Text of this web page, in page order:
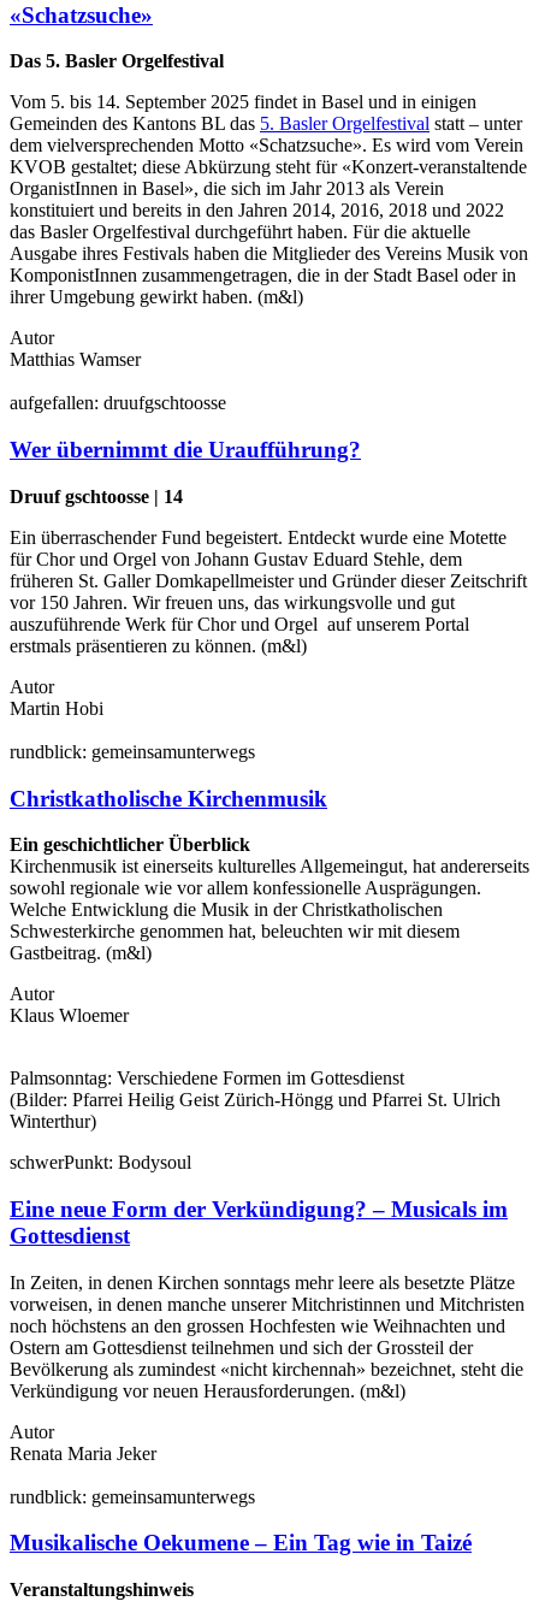
«Schatzsuche»
Das 5. Basler Orgelfestival
Vom 5. bis 14. September 2025 findet in Basel und in einigen
Gemeinden des Kantons BL das 5. Basler Orgelfestival statt – unter
dem vielversprechenden Motto «Schatzsuche». Es wird vom Verein
KVOB gestaltet; diese Abkürzung steht für «Konzert-veranstaltende
OrganistInnen in Basel», die sich im Jahr 2013 als Verein
konstituiert und bereits in den Jahren 2014, 2016, 2018 und 2022
das Basler Orgelfestival durchgeführt haben. Für die aktuelle
Ausgabe ihres Festivals haben die Mitglieder des Vereins Musik von
KomponistInnen zusammengetragen, die in der Stadt Basel oder in
ihrer Umgebung gewirkt haben. (m&l)
Autor
Matthias Wamser
aufgefallen: druufgschtoosse
Wer übernimmt die Uraufführung?
Druuf gschtoosse | 14
Ein überraschender Fund begeistert. Entdeckt wurde eine Motette
für Chor und Orgel von Johann Gustav Eduard Stehle, dem
früheren St. Galler Domkapellmeister und Gründer dieser Zeitschrift
vor 150 Jahren. Wir freuen uns, das wirkungsvolle und gut
auszuführende Werk für Chor und Orgel auf unserem Portal
erstmals präsentieren zu können. (m&l)
Autor
Martin Hobi
rundblick: gemeinsamunterwegs
Christkatholische Kirchenmusik
Ein geschichtlicher Überblick
Kirchenmusik ist einerseits kulturelles Allgemeingut, hat andererseits
sowohl regionale wie vor allem konfessionelle Ausprägungen.
Welche Entwicklung die Musik in der Christkatholischen
Schwesterkirche genommen hat, beleuchten wir mit diesem
Gastbeitrag. (m&l)
Autor
Klaus Wloemer
Palmsonntag: Verschiedene Formen im Gottesdienst
(Bilder: Pfarrei Heilig Geist Zürich-Höngg und Pfarrei St. Ulrich
Winterthur)
schwerPunkt: Bodysoul
Eine neue Form der Verkündigung? – Musicals im
Gottesdienst
In Zeiten, in denen Kirchen sonntags mehr leere als besetzte Plätze
vorweisen, in denen manche unserer Mitchristinnen und Mitchristen
noch höchstens an den grossen Hochfesten wie Weihnachten und
Ostern am Gottesdienst teilnehmen und sich der Grossteil der
Bevölkerung als zumindest «nicht kirchennah» bezeichnet, steht die
Verkündigung vor neuen Herausforderungen. (m&l)
Autor
Renata Maria Jeker
rundblick: gemeinsamunterwegs
Musikalische Oekumene – Ein Tag wie in Taizé
Veranstaltungshinweis